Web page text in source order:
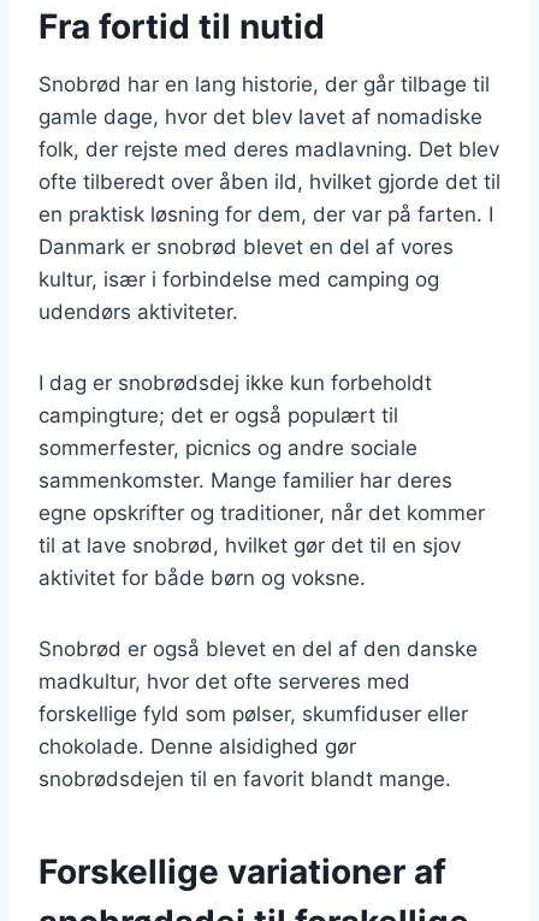
Fra fortid til nutid
Snobrød har en lang historie, der går tilbage til
gamle dage, hvor det blev lavet af nomadiske
folk, der rejste med deres madlavning. Det blev
ofte tilberedt over åben ild, hvilket gjorde det til
en praktisk løsning for dem, der var på farten. I
Danmark er snobrød blevet en del af vores
kultur, især i forbindelse med camping og
udendørs aktiviteter.
I dag er snobrødsdej ikke kun forbeholdt
campingture; det er også populært til
sommerfester, picnics og andre sociale
sammenkomster. Mange familier har deres
egne opskrifter og traditioner, når det kommer
til at lave snobrød, hvilket gør det til en sjov
aktivitet for både børn og voksne.
Snobrød er også blevet en del af den danske
madkultur, hvor det ofte serveres med
forskellige fyld som pølser, skumfiduser eller
chokolade. Denne alsidighed gør
snobrødsdejen til en favorit blandt mange.
Forskellige variationer af